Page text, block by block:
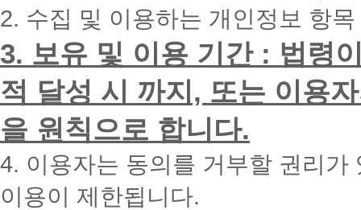
화
드
리
겠
습
니
다.
2. 수집 및 이용하는 개인정보 항
3. 보유 및 이용 기간 : 법령
적 달성 시 까지, 또는 이용
을 원칙으로 합니다.
4. 이용자는 동의를 거부할 권리
이용이 제한됩니다.